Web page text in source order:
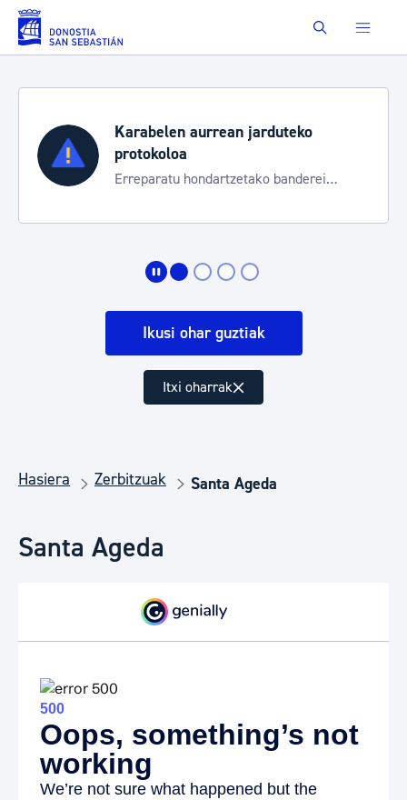
Eduki nagusira joan Buscar
Karabelen aurrean jarduteko
protokoloa
Erreparatu hondartzetako banderei
Ikusi ohar guztiak
Itxi oharrak
Hasiera Zerbitzuak Santa Ageda
Santa Ageda